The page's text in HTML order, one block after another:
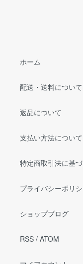
ホーム
配送・送料について
返品について
支払い方法について
特定商取引法に基
プライバシーポリ
ショップブログ
RSS / ATOM